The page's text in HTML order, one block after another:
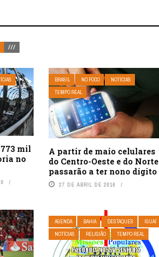
///
mil
no
BRASIL NO FOCO
NOTÍCIAS
TEMPO REAL
A partir de maio celulares
do Centro-Oeste e do Norte
passarão a ter nono dígito
27 DE ABRIL DE 2016
AGENDA BAHIA DESTAQUES
IGUAÍ
NOTÍCIAS
RELIGIÃO TEMPO REAL